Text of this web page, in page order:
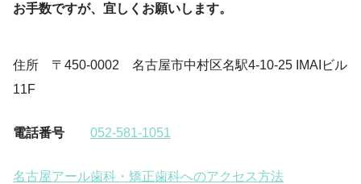
お手数ですが、宜しくお願いします。
住所 〒450-0002 名古屋市中村区名駅4-10-25 IMAIビル
11F
電話番号 052-581-1051
名古屋アール歯科・矯正歯科へのアクセス方法